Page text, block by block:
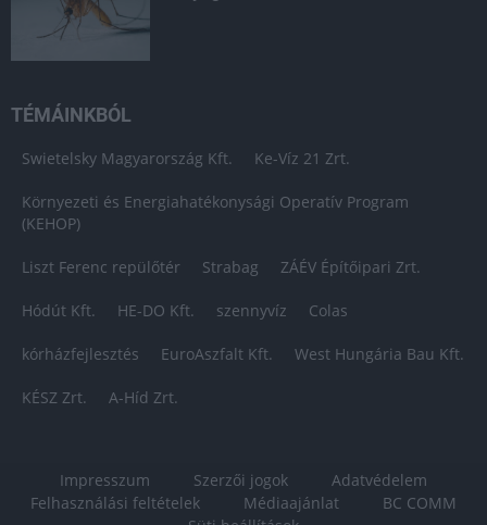
TÉMÁINKBÓL
Swietelsky Magyarország Kft. Ke-Víz 21 Zrt.
Környezeti és Energiahatékonysági Operatív Program
(KEHOP)
Liszt Ferenc repülőtér Strabag ZÁÉV Építőipari Zrt.
Hódút Kft. HE-DO Kft. szennyvíz Colas
kórházfejlesztés EuroAszfalt Kft. West Hungária Bau Kft.
KÉSZ Zrt. A-Híd Zrt.
Impresszum Szerzői jogok
Adatvédelem
Felhasználási feltételek
Médiaajánlat
BC COMM